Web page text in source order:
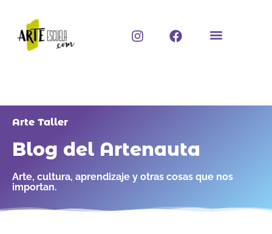
contenido
I
n
r
F
a
o
Arte Taller
Blog del Artenauta
Arte, cultura, aprendizaje y otras cosas que nos
importan.